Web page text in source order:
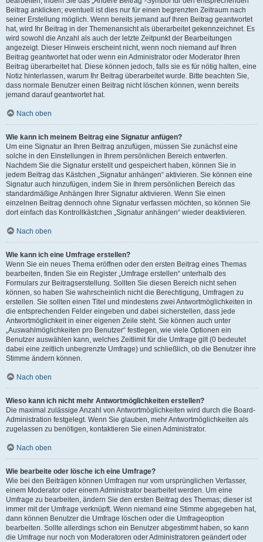
Beitrag anklicken; eventuell ist dies nur für einen begrenzten Zeitraum nach
seiner Erstellung möglich. Wenn bereits jemand auf Ihren Beitrag geantwortet
hat, wird Ihr Beitrag in der Themenansicht als überarbeitet gekennzeichnet. Es
wird sowohl die Anzahl als auch der letzte Zeitpunkt der Bearbeitungen
angezeigt. Dieser Hinweis erscheint nicht, wenn noch niemand auf Ihren
Beitrag geantwortet hat oder wenn ein Administrator oder Moderator Ihren
Beitrag überarbeitet hat. Diese können jedoch, falls sie es für nötig halten, eine
Notiz hinterlassen, warum Ihr Beitrag überarbeitet wurde. Bitte beachten Sie,
dass normale Benutzer einen Beitrag nicht löschen können, wenn bereits
jemand darauf geantwortet hat.
Nach oben
Wie kann ich meinem Beitrag eine Signatur anfügen?
Um eine Signatur an Ihren Beitrag anzufügen, müssen Sie zunächst eine
solche in den Einstellungen in Ihrem persönlichen Bereich entwerfen.
Nachdem Sie die Signatur erstellt und gespeichert haben, können Sie in
jedem Beitrag das Kästchen „Signatur anhängen“ aktivieren. Sie können eine
Signatur auch hinzufügen, indem Sie in Ihrem persönlichen Bereich das
standardmäßige Anhängen Ihrer Signatur aktivieren. Wenn Sie einen
einzelnen Beitrag dennoch ohne Signatur verfassen möchten, so können Sie
dort einfach das Kontrollkästchen „Signatur anhängen“ wieder deaktivieren.
Nach oben
Wie kann ich eine Umfrage erstellen?
Wenn Sie ein neues Thema eröffnen oder den ersten Beitrag eines Themas
bearbeiten, finden Sie ein Register „Umfrage erstellen“ unterhalb des
Formulars zur Beitragserstellung. Sollten Sie diesen Bereich nicht sehen
können, so haben Sie wahrscheinlich nicht die Berechtigung, Umfragen zu
erstellen. Sie sollten einen Titel und mindestens zwei Antwortmöglichkeiten in
die entsprechenden Felder eingeben und dabei sicherstellen, dass jede
Antwortmöglichkeit in einer eigenen Zeile steht. Sie können auch unter
„Auswahlmöglichkeiten pro Benutzer“ festlegen, wie viele Optionen ein
Benutzer auswählen kann, welches Zeitlimit für die Umfrage gilt (0 bedeutet
dabei eine zeitlich unbegrenzte Umfrage) und schließlich, ob die Benutzer ihre
Stimme ändern können.
Nach oben
Wieso kann ich nicht mehr Antwortmöglichkeiten erstellen?
Die maximal zulässige Anzahl von Antwortmöglichkeiten wird durch die Board-
Administration festgelegt. Wenn Sie glauben, mehr Antwortmöglichkeiten als
zugelassen zu benötigen, kontaktieren Sie einen Administrator.
Nach oben
Wie bearbeite oder lösche ich eine Umfrage?
Wie bei den Beiträgen können Umfragen nur vom ursprünglichen Verfasser,
einem Moderator oder einem Administrator bearbeitet werden. Um eine
Umfrage zu bearbeiten, ändern Sie den ersten Beitrag des Themas; dieser ist
immer mit der Umfrage verknüpft. Wenn niemand eine Stimme abgegeben hat,
dann können Benutzer die Umfrage löschen oder die Umfrageoption
bearbeiten. Sollte allerdings schon ein Benutzer abgestimmt haben, so kann
die Umfrage nur noch von Moderatoren oder Administratoren geändert oder